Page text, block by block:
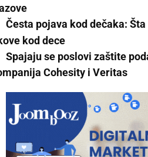
Česta pojava kod dečaka:
kod dece
Spajaju se poslovi zaštite
Cohesity i Veritas